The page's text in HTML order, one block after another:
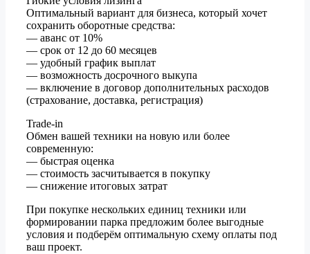
Оптимальный вариант для бизнеса, который хочет
сохранить оборотные средства:
— аванс от 10%
— срок от 12 до 60 месяцев
— удобный график выплат
— возможность досрочного выкупа
— включение в договор дополнительных расходов
(страхование, доставка, регистрация)
Trade-in
Обмен вашей техники на новую или более
современную:
— быстрая оценка
— стоимость засчитывается в покупку
— снижение итоговых затрат
При покупке нескольких единиц техники или
формировании парка предложим более выгодные
условия и подберём оптимальную схему оплаты под
ваш проект.